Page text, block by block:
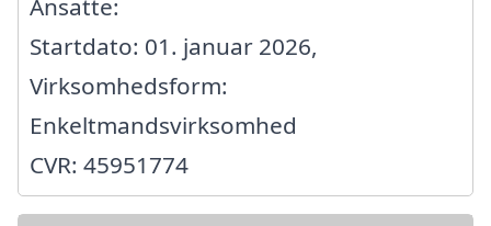
Ansatte:
Startdato: 01. januar 2026,
Virksomhedsform:
Enkeltmandsvirksomhed
CVR: 45951774